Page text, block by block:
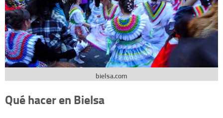
bielsa.com
Qué hacer en Bielsa